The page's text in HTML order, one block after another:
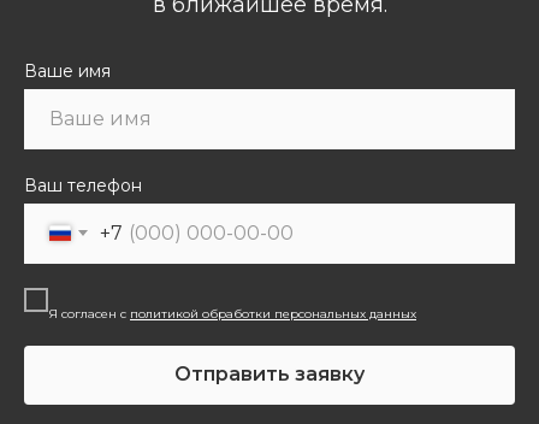
Ваше имя
Ваш телефон
+7
Я согласен с политикой обработки персональных данных
Отправить заявку